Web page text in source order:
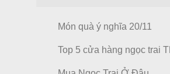
Món quà ý nghĩa 20/11
Top 5 cửa hàng ngọc trai